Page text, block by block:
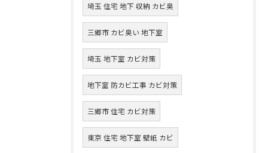
埼玉 住宅 地下 収納 カビ臭
三郷市 カビ臭い 地下室
埼玉 地下室 カビ対策
地下室 防カビ工事 カビ対策
三郷市 住宅 カビ対策
東京 住宅 地下室 壁紙 カビ